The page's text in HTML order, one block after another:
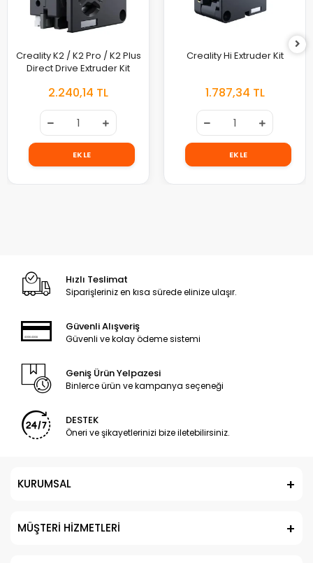
Creality K2 / K2 Pro / K2 Plus
Direct Drive Extruder Kit
2.240,14 TL
EKLE
Creality Hi Extruder Kit
1.787,34 TL
EKLE
Hızlı Teslimat
Siparişleriniz en kısa sürede elinize ulaşır.
Güvenli Alışveriş
Güvenli ve kolay ödeme sistemi
Geniş Ürün Yelpazesi
Binlerce ürün ve kampanya seçeneği
DESTEK
Öneri ve şikayetlerinizi bize iletebilirsiniz.
KURUMSAL
MÜŞTERİ HİZMETLERİ